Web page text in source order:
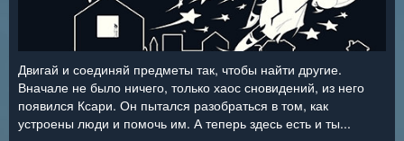
Двигай и соединяй предметы так, чтобы найти другие.
Вначале не было ничего, только хаос сновидений, из него
появился Ксари. Он пытался разобраться в том, как
устроены люди и помочь им. А теперь здесь есть и ты...